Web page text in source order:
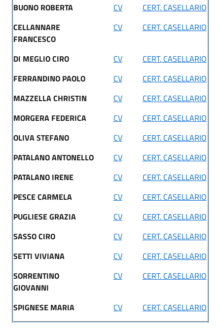
BUONO ROBERTA CV
CERT. CASELLARIO
CELLANNARE
FRANCESCO
CV CERT. CASELLARIO
DI MEGLIO CIRO CV
CERT. CASELLARIO
FERRANDINO PAOLO
CV
CERT. CASELLARIO
MAZZELLA CHRISTIN
CV
CERT. CASELLARIO
MORGERA FEDERICA
CV
CERT. CASELLARIO
OLIVA STEFANO
CV
CERT. CASELLARIO
PATALANO ANTONELLO
CV
CERT. CASELLARIO
PATALANO IRENE
CV
CERT. CASELLARIO
PESCE CARMELA
CV
CERT. CASELLARIO
PUGLIESE GRAZIA
CV
CERT. CASELLARIO
SASSO CIRO
CV
CERT. CASELLARIO
SETTI VIVIANA
CV
CERT. CASELLARIO
SORRENTINO
GIOVANNI
CV CERT. CASELLARIO
SPIGNESE MARIA CV CERT. CASELLARIO